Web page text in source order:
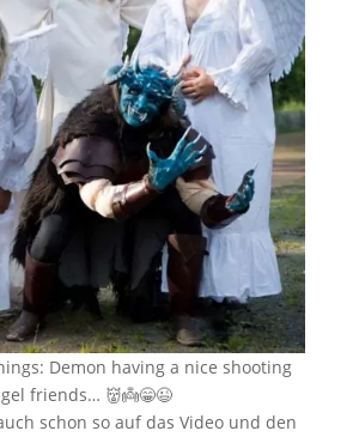
Demon having a nice shooting
friends… 👹👼😁😉
schon so auf das Video und den